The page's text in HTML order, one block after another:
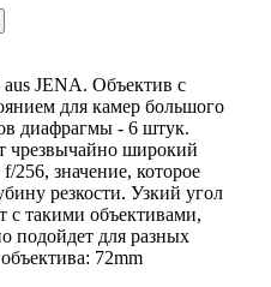
JENA. Объектив с
для камер большого
диафрагмы - 6 штук.
чрезвычайно широкий
256, значение, которое
резкости. Узкий угол
с такими объективами,
подойдет для разных
72mm